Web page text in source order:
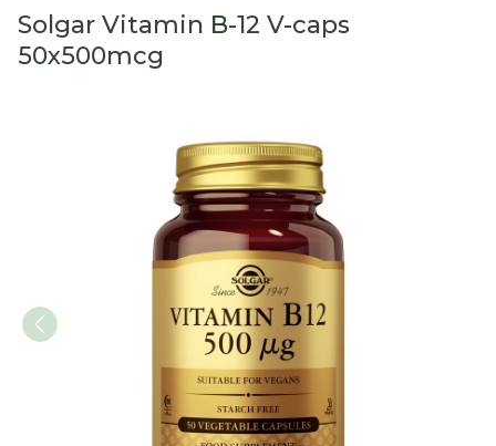
Solgar Vitamin B-12 V-caps
50x500mcg